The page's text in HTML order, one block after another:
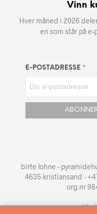
Vinn
Hver måned i 2026
en som står på
E-POSTADRESSE *
birte lohne -
4635 kristiansand -
org.nr